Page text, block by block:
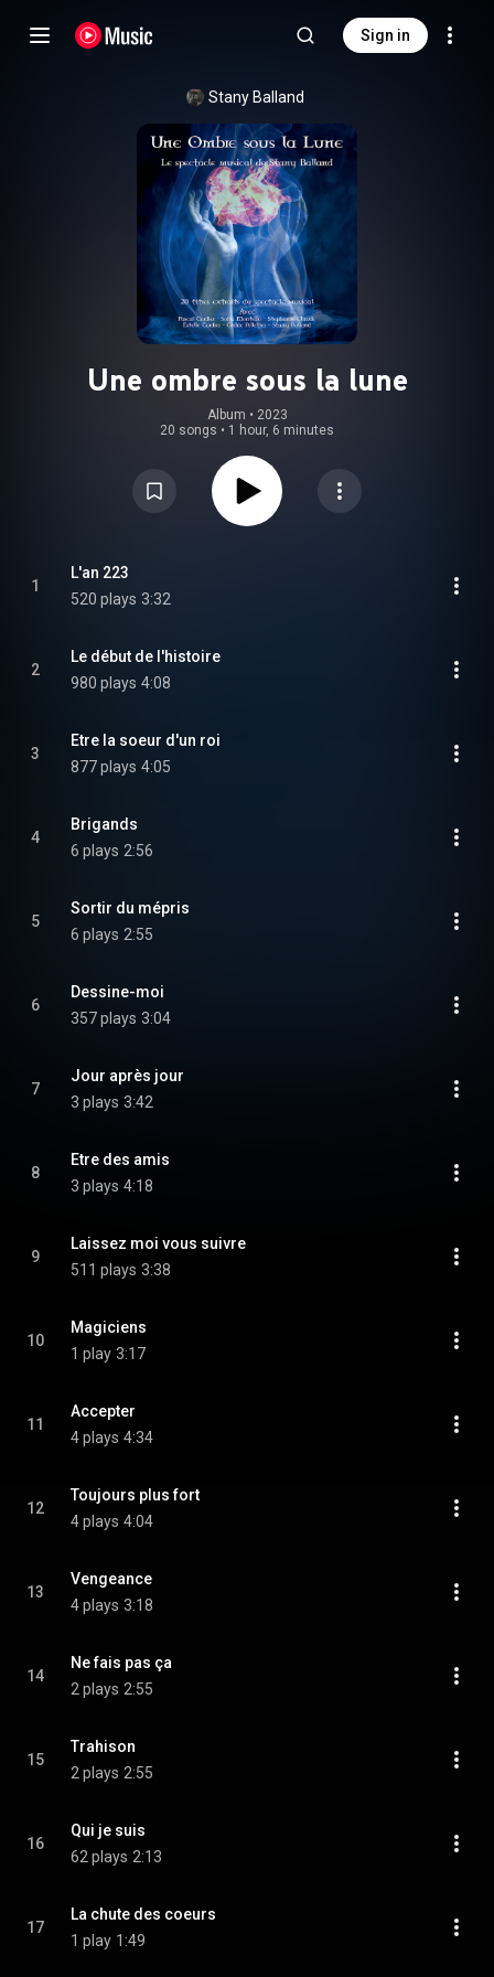
Sign in
Stany Balland
Une ombre sous la lune
Album • 2023
20 songs • 1 hour, 6 minutes
1
L'an 223
520 plays 3:32
2
Le début de l'histoire
980 plays 4:08
3
Etre la soeur d'un roi
877 plays 4:05
4
Brigands
6 plays 2:56
5
Sortir du mépris
6 plays 2:55
6
Dessine-moi
357 plays 3:04
7
Jour après jour
3 plays 3:42
8
Etre des amis
3 plays 4:18
9
Laissez moi vous suivre
511 plays 3:38
10
Magiciens
1 play 3:17
11
Accepter
4 plays 4:34
12
Toujours plus fort
4 plays 4:04
13
Vengeance
4 plays 3:18
14
Ne fais pas ça
2 plays 2:55
15
Trahison
2 plays 2:55
16
Qui je suis
62 plays 2:13
17
La chute des coeurs
1 play 1:49